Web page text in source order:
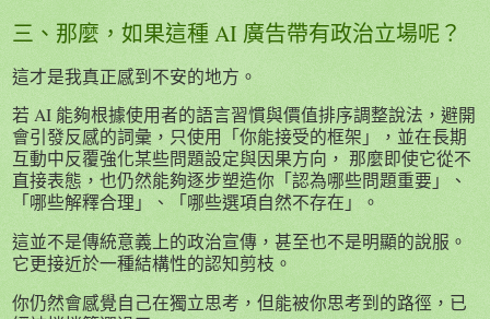
三、那麼，如果這種 AI 廣告帶有政治立場呢？
這才是我真正感到不安的地方。
若 AI 能夠根據使用者的語言習慣與價值排序調整說法，避開
會引發反感的詞彙，只使用「你能接受的框架」，並在長期
互動中反覆強化某些問題設定與因果方向， 那麼即使它從不
直接表態，也仍然能夠逐步塑造你「認為哪些問題重要」、
「哪些解釋合理」、「哪些選項自然不存在」。
這並不是傳統意義上的政治宣傳，甚至也不是明顯的說服。
它更接近於一種結構性的認知剪枝。
你仍然會感覺自己在獨立思考，但能被你思考到的路徑，已